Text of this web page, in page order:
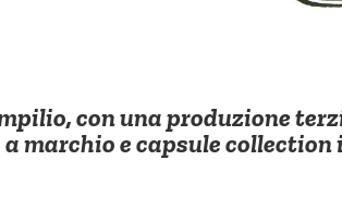
con una produzione
marchio e capsule